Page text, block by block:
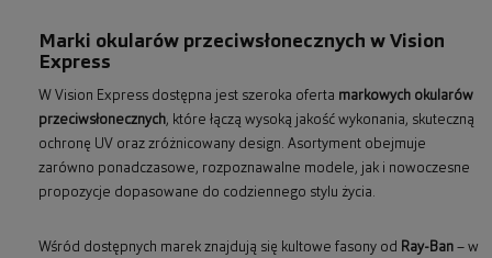
Marki okularów przeciwsłonecznych w Vision
Express
W Vision Express dostępna jest szeroka oferta markowych okularów
przeciwsłonecznych, które łączą wysoką jakość wykonania, skuteczną
ochronę UV oraz zróżnicowany design. Asortyment obejmuje
zarówno ponadczasowe, rozpoznawalne modele, jak i nowoczesne
propozycje dopasowane do codziennego stylu życia.
Wśród dostępnych marek znajdują się kultowe fasony od Ray-Ban – w